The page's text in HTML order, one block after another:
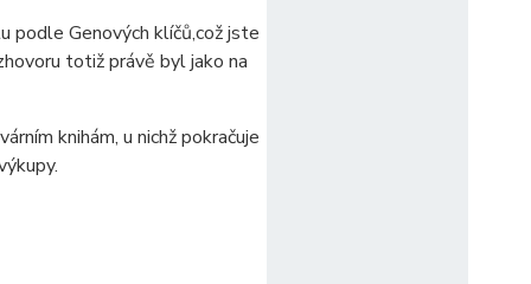
podle Genových klíčů,což jste
totiž právě byl jako na
knihám, u nichž pokračuje